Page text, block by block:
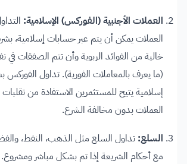
العملات الأجنبية (الفوركس) الإسلامية:
العملات يمكن أن يتم عبر حسابات إسلامية،
خالية من الفوائد الربوية وأن تتم الصفقات في
(ما يعرف بالمعاملات الفورية). تداول الفوركس
إسلامية يتيح للمستثمرين الاستفادة من تقلبات
العملات بدون مخالفة الشرع.
السلع: تداول السلع مثل الذهب، النفط،
مع أحكام الشريعة إذا تم بشكل مباشر